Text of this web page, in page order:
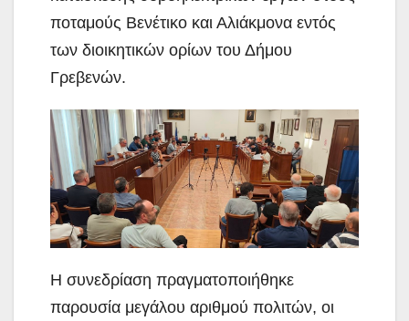
ποταμούς Βενέτικο και Αλιάκμονα εντός
των διοικητικών ορίων του Δήμου
Γρεβενών.
Η συνεδρίαση πραγματοποιήθηκε
παρουσία μεγάλου αριθμού πολιτών, οι